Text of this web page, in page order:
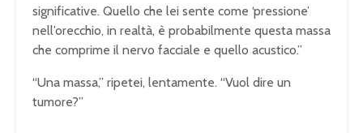
significative. Quello che lei sente come ‘pressione’
nell’orecchio, in realtà, è probabilmente questa massa
che comprime il nervo facciale e quello acustico.”
“Una massa,” ripetei, lentamente. “Vuol dire un
tumore?”